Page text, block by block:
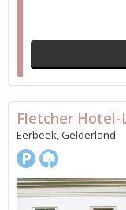
Fletcher Hotel-
Eerbeek, Gelderland